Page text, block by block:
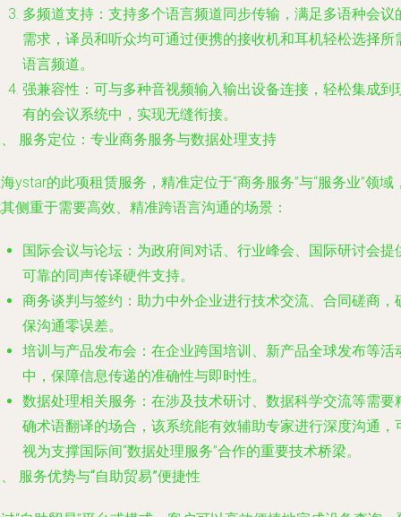
多频道支持 ：支持多个语言频道同步传输，满足多语种会议
需求，译员和听众均可通过便携的接收机和耳机轻松选择所
语言频道。
强兼容性 ：可与多种音视频输入输出设备连接，轻松集成到
有的会议系统中，实现无缝衔接。
服务定位：专业商务服务与数据处理支持
ystar的此项租赁服务，精准定位于“商务服务”与“服务业”领域
侧重于需要高效、精准跨语言沟通的场景：
国际会议与论坛 ：为政府间对话、行业峰会、国际研讨会提
可靠的同声传译硬件支持。
商务谈判与签约 ：助力中外企业进行技术交流、合同磋商，
保沟通零误差。
培训与产品发布会 ：在企业跨国培训、新产品全球发布等活
中，保障信息传递的准确性与即时性。
数据处理相关服务 ：在涉及技术研讨、数据科学交流等需要
确术语翻译的场合，该系统能有效辅助专家进行深度沟通，
视为支撑国际间“数据处理服务”合作的重要技术桥梁。
服务优势与“自助贸易”便捷性